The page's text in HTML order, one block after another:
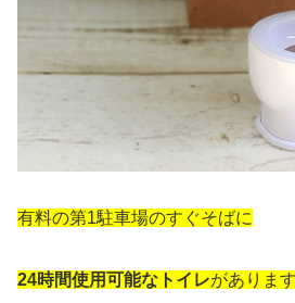
有料の第1駐車場のすぐそばに
24時間使用可能なトイレがあります